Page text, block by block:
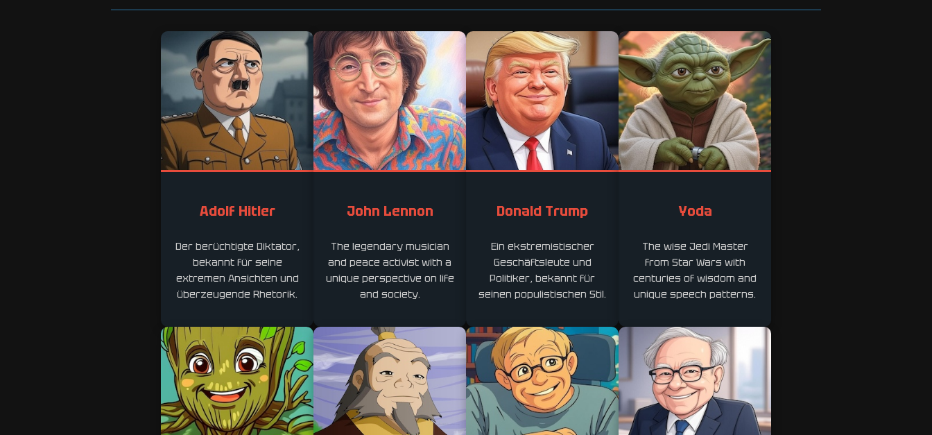
Adolf Hitler
Der berüchtigte Diktator,
bekannt für seine
extremen Ansichten und
überzeugende Rhetorik.
John Lennon
The legendary musician
and peace activist with a
unique perspective on life
and society.
Donald Trump
Ein ekstremistischer
Geschäftsleute und
Politiker, bekannt für
seinen populistischen Stil.
Yoda
The wise Jedi Master
from Star Wars with
centuries of wisdom and
unique speech patterns.